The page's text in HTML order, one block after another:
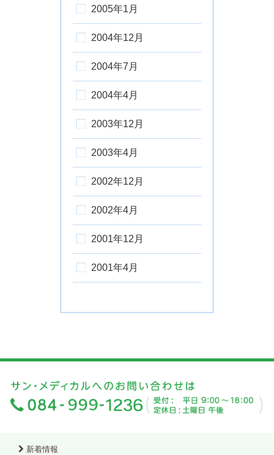
2005年1月
2004年12月
2004年7月
2004年4月
2003年12月
2003年4月
2002年12月
2002年4月
2001年12月
2001年4月
新着情報